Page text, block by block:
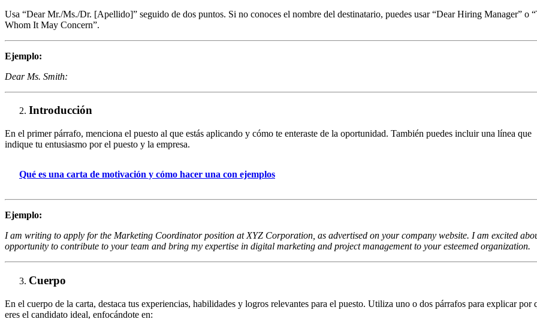
Usa “Dear Mr./Ms./Dr. [Apellido]” seguido de dos puntos. Si no conoces el nombre del destinatario, puedes usar “Dear Hiring Manager” o
Whom It May Concern”.
Ejemplo:
Dear Ms. Smith:
Introducción
En el primer párrafo, menciona el puesto al que estás aplicando y cómo te enteraste de la oportunidad. También puedes incluir una línea que
indique tu entusiasmo por el puesto y la empresa.
Qué es una carta de motivación y cómo hacer una con ejemplos
Ejemplo:
I am writing to apply for the Marketing Coordinator position at XYZ Corporation, as advertised on your company website. I am excited
opportunity to contribute to your team and bring my expertise in digital marketing and project management to your esteemed organization.
Cuerpo
En el cuerpo de la carta, destaca tus experiencias, habilidades y logros relevantes para el puesto. Utiliza uno o dos párrafos para explicar por
eres el candidato ideal, enfocándote en: